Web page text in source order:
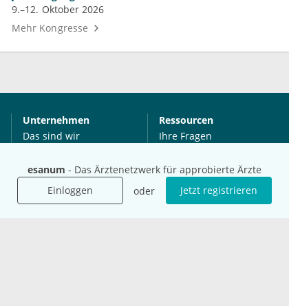
esanum - Das Ärztenetzwerk für approbierte Ärzte
Einloggen
oder Jetzt registrieren
9.–12. Oktober 2026
Mehr Kongresse
Unternehmen
Das sind wir
Für Agenturen
Mediadaten
Presse
Ressourcen
Ihre Fragen